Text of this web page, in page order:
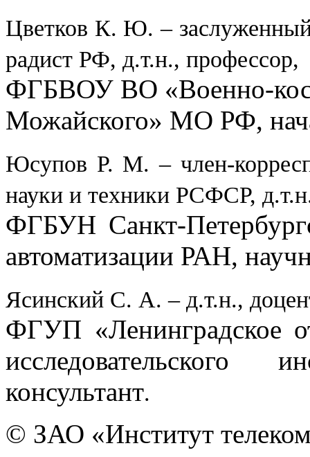
Цветков К. Ю. –
радист РФ, д.т.н., профессор,
ФГБВОУ ВО «Военно-
Можайского» МО РФ,
Юсупов Р. М. – член-
науки и техники РСФСР,
ФГБУН Санкт-
автоматизации РАН,
Ясинский С. А. – д.т.н.,
ФГУП «Ленинградское
исследовательского
консультант.
© ЗАО «Институт